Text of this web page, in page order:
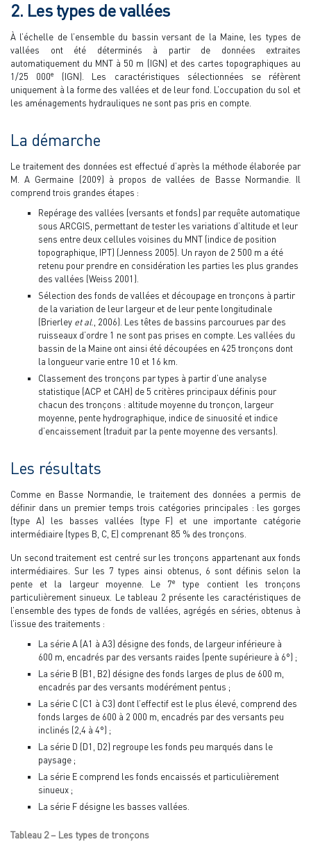
2. Les types de vallées
À l’échelle de l’ensemble du bassin versant de la Maine, les types de
vallées ont été déterminés à partir de données extraites
automatiquement du MNT à 50 m (IGN) et des cartes topographiques au
1/25 000e
(IGN). Les caractéristiques sélectionnées se réfèrent
uniquement à la forme des vallées et de leur fond. L’occupation du sol et
les aménagements hydrauliques ne sont pas pris en compte.
La démarche
Le traitement des données est effectué d’après la méthode élaborée par
M. A Germaine (2009) à propos de vallées de Basse Normandie. Il
comprend trois grandes étapes :
Repérage des vallées (versants et fonds) par requête automatique
sous ARCGIS, permettant de tester les variations d’altitude et leur
sens entre deux cellules voisines du MNT (indice de position
topographique, IPT) (Jenness 2005). Un rayon de 2 500 m a été
retenu pour prendre en considération les parties les plus grandes
des vallées (Weiss 2001).
Sélection des fonds de vallées et découpage en tronçons à partir
de la variation de leur largeur et de leur pente longitudinale
(Brierley et al., 2006). Les têtes de bassins parcourues par des
ruisseaux d’ordre 1 ne sont pas prises en compte. Les vallées du
bassin de la Maine ont ainsi été découpées en 425 tronçons dont
la longueur varie entre 10 et 16 km.
Classement des tronçons par types à partir d’une analyse
statistique (ACP et CAH) de 5 critères principaux définis pour
chacun des tronçons : altitude moyenne du tronçon, largeur
moyenne, pente hydrographique, indice de sinuosité et indice
d’encaissement (traduit par la pente moyenne des versants).
Les résultats
Comme en Basse Normandie, le traitement des données a permis de
définir dans un premier temps trois catégories principales : les gorges
(type A) les basses vallées (type F) et une importante catégorie
intermédiaire (types B, C, E) comprenant 85 % des tronçons.
Un second traitement est centré sur les tronçons appartenant aux fonds
intermédiaires. Sur les 7 types ainsi obtenus, 6 sont définis selon la
pente et la largeur moyenne. Le 7e
type contient les tronçons
particulièrement sinueux. Le tableau 2 présente les caractéristiques de
l’ensemble des types de fonds de vallées, agrégés en séries, obtenus à
l’issue des traitements :
La série A (A1 à A3) désigne des fonds, de largeur inférieure à
600 m, encadrés par des versants raides (pente supérieure à 6°) ;
La série B (B1, B2) désigne des fonds larges de plus de 600 m,
encadrés par des versants modérément pentus ;
La série C (C1 à C3) dont l’effectif est le plus élevé, comprend des
fonds larges de 600 à 2 000 m, encadrés par des versants peu
inclinés (2,4 à 4°) ;
La série D (D1, D2) regroupe les fonds peu marqués dans le
paysage ;
La série E comprend les fonds encaissés et particulièrement
sinueux ;
La série F désigne les basses vallées.
Tableau 2 – Les types de tronçons